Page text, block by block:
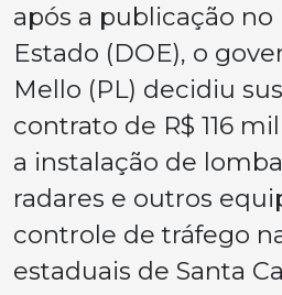
após a publicação
Estado (DOE), o
Mello (PL) decidiu
contrato de R$ 116
a instalação de
radares e outros
controle de tráfego
estaduais de Santa